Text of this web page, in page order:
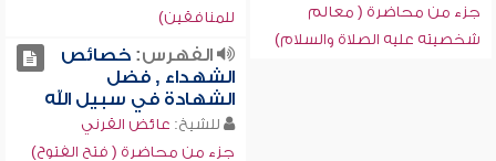
جزء من محاضرة ( معالم
شخصيته عليه الصلاة والسلام)
للمنافقين)
الفهرس:خصائص
الشهداء , فضل
الشهادة في سبيل الله
للشيخ: عائض القرني
جزء من محاضرة ( فتح الفتوح)